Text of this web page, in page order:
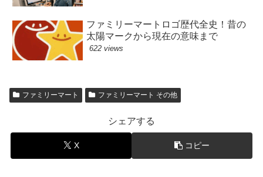
ファミリーマートロゴ歴代全史！昔の
太陽マークから現在の意味まで
622 views
ファミリーマート ファミリーマート その他
シェアする
X コピー